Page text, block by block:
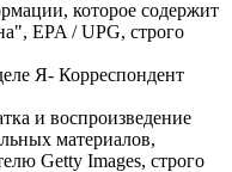
которое содержит
EPA / UPG, строго
Я- Корреспондент
и воспроизведение
материалов,
Getty Images, строго